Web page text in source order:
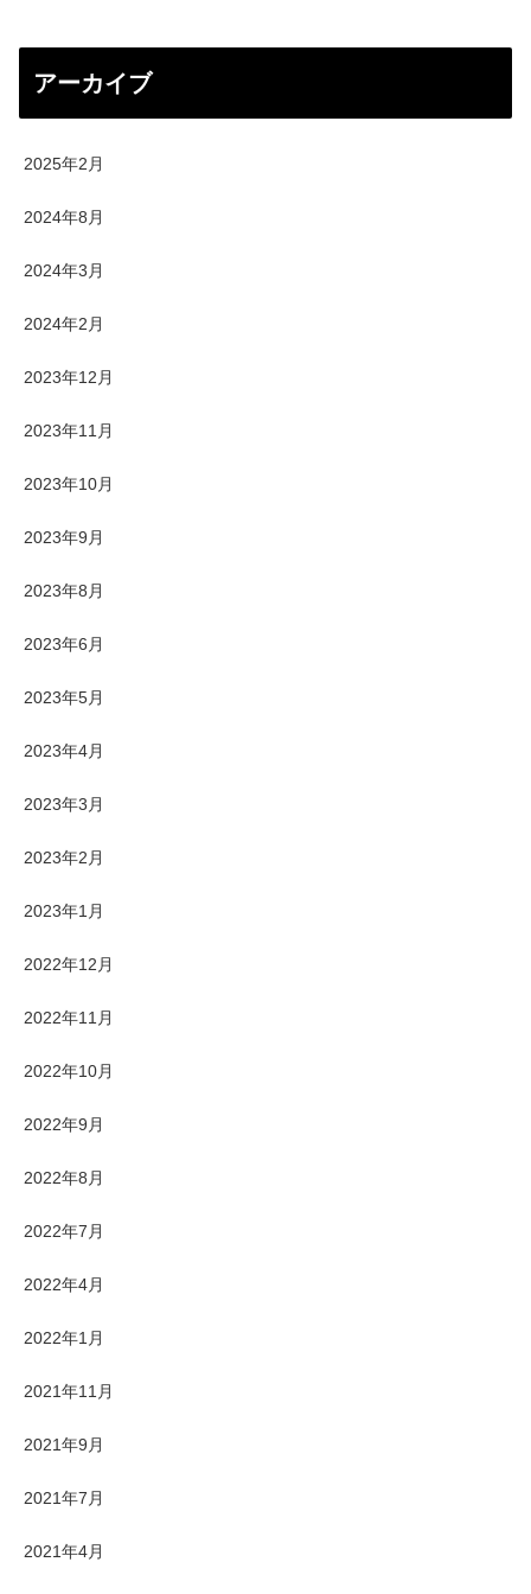
アーカイブ
2025年2月
2024年8月
2024年3月
2024年2月
2023年12月
2023年11月
2023年10月
2023年9月
2023年8月
2023年6月
2023年5月
2023年4月
2023年3月
2023年2月
2023年1月
2022年12月
2022年11月
2022年10月
2022年9月
2022年8月
2022年7月
2022年4月
2022年1月
2021年11月
2021年9月
2021年7月
2021年4月